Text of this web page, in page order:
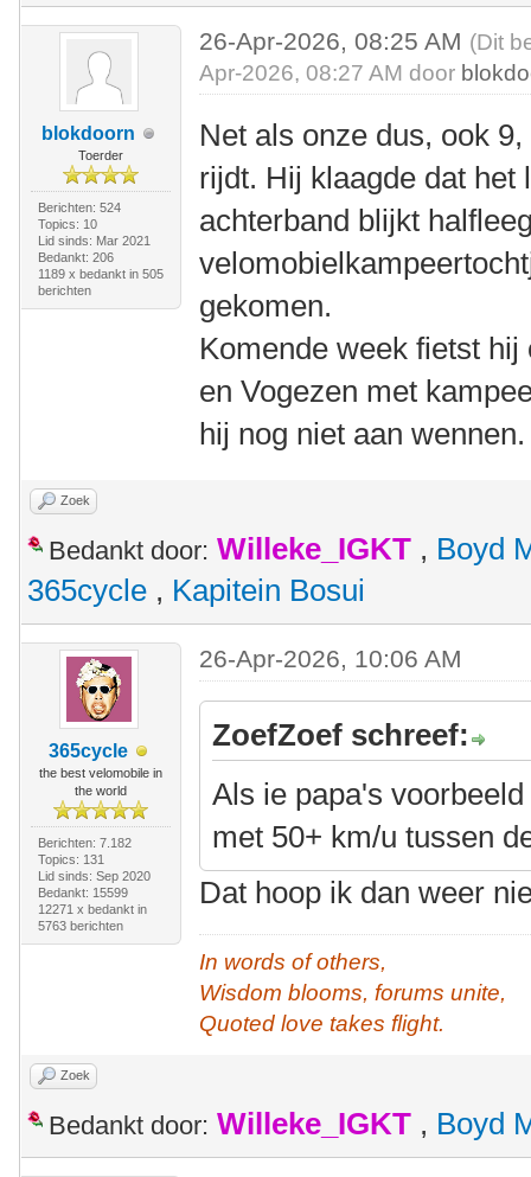
blokdoorn
Toerder
Berichten: 524
Topics: 10
Lid sinds: Mar 2021
Bedankt: 206
1189 x bedankt in 505
berichten
26-Apr-2026, 08:25 AM (Dit
Apr-2026, 08:27 AM door
Net als onze dus, ook
rijdt. Hij klaagde dat het
achterband blijkt
gekomen.
Komende week fietst hij
en Vogezen met
hij nog niet aan wennen.
Zoek
Bedankt door: Willeke_IGKT , Boyd
365cycle , Kapitein Bosui
365cycle
the best velomobile in
the world
Berichten: 7.182
Topics: 131
Lid sinds: Sep 2020
Bedankt: 15599
12271 x bedankt in
5763 berichten
26-Apr-2026, 10:06 AM
ZoefZoef schreef:
Als ie papa's
met 50+ km/u tussen
Dat hoop ik dan weer
In words of others,
Wisdom blooms, forums unite,
Quoted love takes flight.
Zoek
Bedankt door: Willeke_IGKT , Boyd